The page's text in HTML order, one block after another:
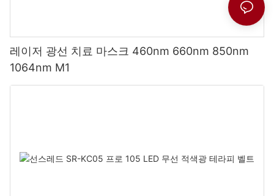
레이저 광선 치료 마스크 460nm 660nm 850nm
1064nm M1